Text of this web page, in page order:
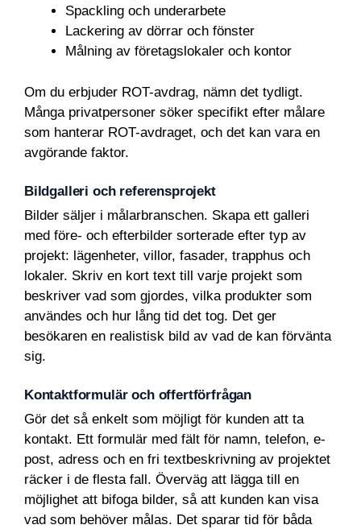
Spackling och underarbete
Lackering av dörrar och fönster
Målning av företagslokaler och kontor
Om du erbjuder ROT-avdrag, nämn det tydligt.
Många privatpersoner söker specifikt efter målare
som hanterar ROT-avdraget, och det kan vara en
avgörande faktor.
Bildgalleri och referensprojekt
Bilder säljer i målarbranschen. Skapa ett galleri
med före- och efterbilder sorterade efter typ av
projekt: lägenheter, villor, fasader, trapphus och
lokaler. Skriv en kort text till varje projekt som
beskriver vad som gjordes, vilka produkter som
användes och hur lång tid det tog. Det ger
besökaren en realistisk bild av vad de kan förvänta
sig.
Kontaktformulär och offertförfrågan
Gör det så enkelt som möjligt för kunden att ta
kontakt. Ett formulär med fält för namn, telefon, e-
post, adress och en fri textbeskrivning av projektet
räcker i de flesta fall. Överväg att lägga till en
möjlighet att bifoga bilder, så att kunden kan visa
vad som behöver målas. Det sparar tid för båda